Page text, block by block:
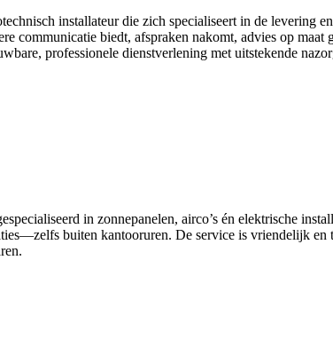
installateur die zich specialiseert in de levering
communicatie biedt, afspraken nakomt, advies op
professionele dienstverlening met uitstekende
in zonnepanelen, airco’s én elektrische
buiten kantooruren. De service is vriendelijk